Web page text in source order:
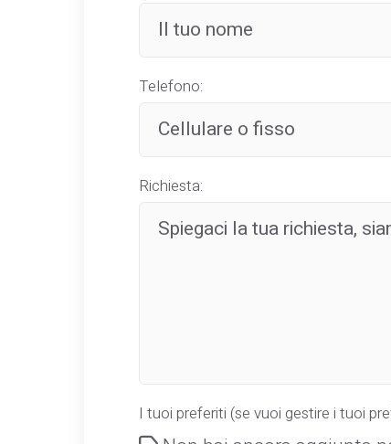
Telefono:
Richiesta:
I tuoi preferiti (se vuoi gestire i tuoi